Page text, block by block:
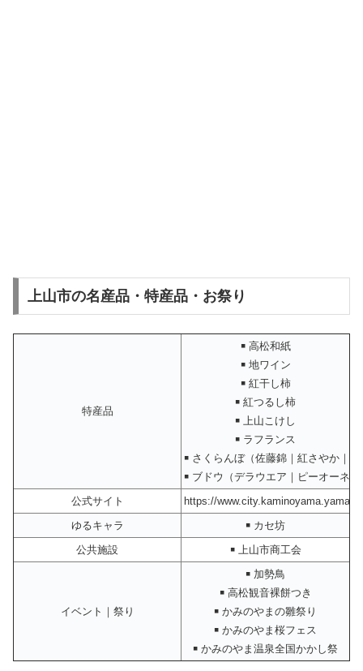
上山市の名産品・特産品・お祭り
特産品
￭ 高松和紙
￭ 地ワイン
￭ 紅干し柿
￭ 紅つるし柿
￭ 上山こけし
￭ ラフランス
￭ さくらんぼ（佐藤錦｜紅さやか｜
￭ ブドウ（デラウエア｜ピーオーネ
公式サイト
https://
ゆるキャラ
￭ カセ坊
公共施設
￭ 上山市商工会
イベント｜祭り
￭ 加勢鳥
￭ 高松観音裸餅つき
￭ かみのやまの雛祭り
￭ かみのやま桜フェス
￭ かみのやま温泉全国かかし祭